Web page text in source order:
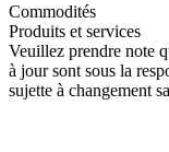
Commodités
Produits et services
Veuillez prendre note
à jour sont sous la
sujette à changement